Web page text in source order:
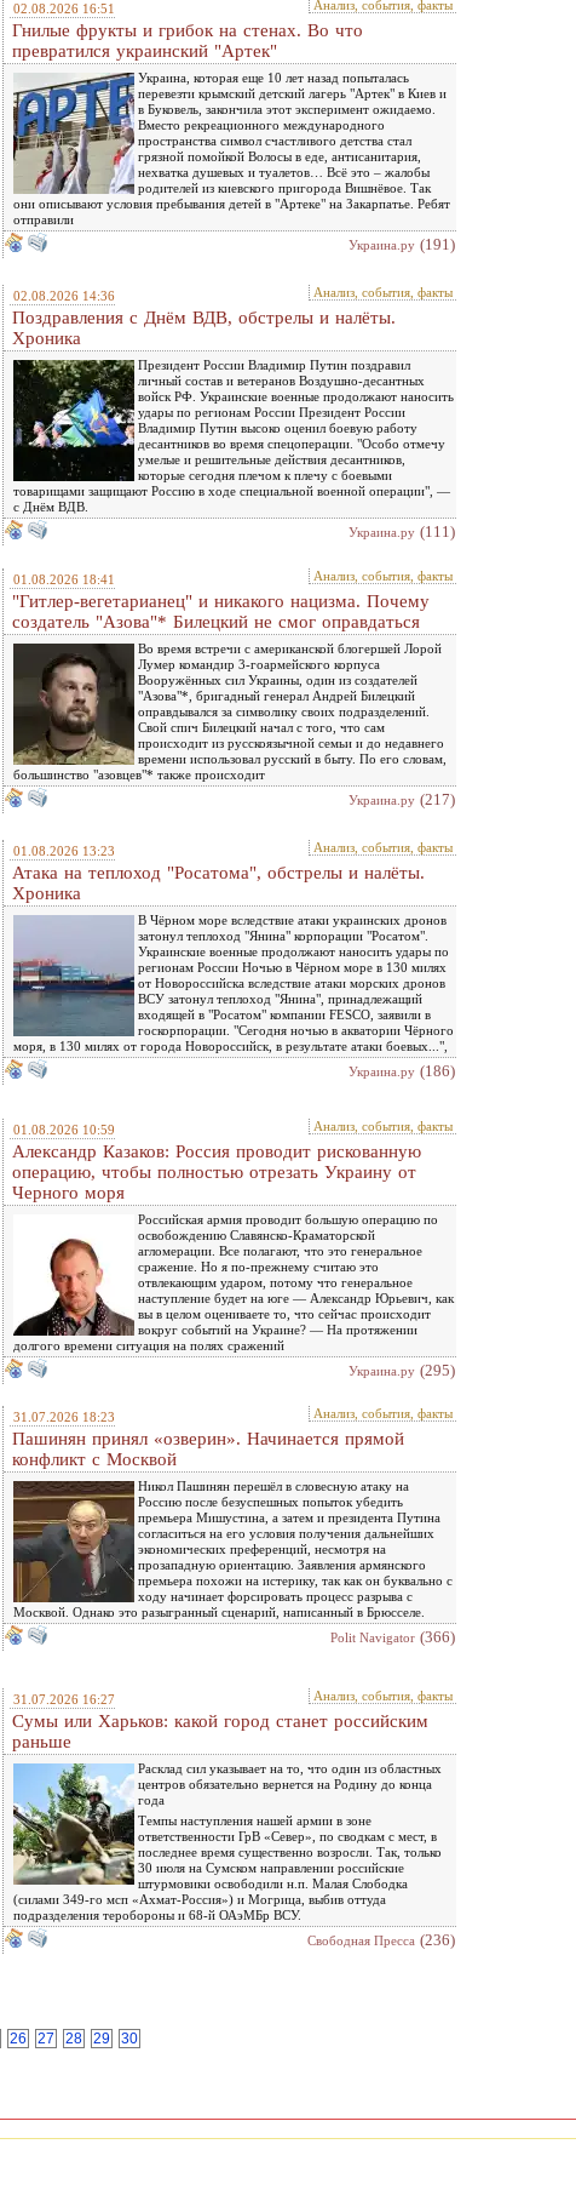
02.08.2026 16:51 Анализ, события, факты
Гнилые фрукты и грибок на стенах. Во что
превратился украинский "Артек"
Украина, которая еще 10 лет назад попыталась
перевезти крымский детский лагерь "Артек" в Киев и
в Буковель, закончила этот эксперимент ожидаемо.
Вместо рекреационного международного
пространства символ счастливого детства стал
грязной помойкой Волосы в еде, антисанитария,
нехватка душевых и туалетов… Всё это – жалобы
родителей из киевского пригорода Вишнёвое. Так
они описывают условия пребывания детей в "Артеке" на Закарпатье. Ребят
отправили
Украина.ру (191)
02.08.2026 14:36 Анализ, события, факты
Поздравления с Днём ВДВ, обстрелы и налёты.
Хроника
Президент России Владимир Путин поздравил
личный состав и ветеранов Воздушно-десантных
войск РФ. Украинские военные продолжают наносить
удары по регионам России Президент России
Владимир Путин высоко оценил боевую работу
десантников во время спецоперации. "Особо отмечу
умелые и решительные действия десантников,
которые сегодня плечом к плечу с боевыми
товарищами защищают Россию в ходе специальной военной операции", —
с Днём ВДВ.
Украина.ру (111)
01.08.2026 18:41 Анализ, события, факты
"Гитлер-вегетарианец" и никакого нацизма. Почему
создатель "Азова"* Билецкий не смог оправдаться
Во время встречи с американской блогершей Лорой
Лумер командир 3-гоармейского корпуса
Вооружённых сил Украины, один из создателей
"Азова"*, бригадный генерал Андрей Билецкий
оправдывался за символику своих подразделений.
Свой спич Билецкий начал с того, что сам
происходит из русскоязычной семьи и до недавнего
времени использовал русский в быту. По его словам,
большинство "азовцев"* также происходит
Украина.ру (217)
01.08.2026 13:23 Анализ, события, факты
Атака на теплоход "Росатома", обстрелы и налёты.
Хроника
В Чёрном море вследствие атаки украинских дронов
затонул теплоход "Янина" корпорации "Росатом".
Украинские военные продолжают наносить удары по
регионам России Ночью в Чёрном море в 130 милях
от Новороссийска вследствие атаки морских дронов
ВСУ затонул теплоход "Янина", принадлежащий
входящей в "Росатом" компании FESCO, заявили в
госкорпорации. "Сегодня ночью в акватории Чёрного
моря, в 130 милях от города Новороссийск, в результате атаки боевых...",
Украина.ру (186)
01.08.2026 10:59 Анализ, события, факты
Александр Казаков: Россия проводит рискованную
операцию, чтобы полностью отрезать Украину от
Черного моря
Российская армия проводит большую операцию по
освобождению Славянско-Краматорской
агломерации. Все полагают, что это генеральное
сражение. Но я по-прежнему считаю это
отвлекающим ударом, потому что генеральное
наступление будет на юге — Александр Юрьевич, как
вы в целом оцениваете то, что сейчас происходит
вокруг событий на Украине? — На протяжении
долгого времени ситуация на полях сражений
Украина.ру (295)
31.07.2026 18:23 Анализ, события, факты
Пашинян принял «озверин». Начинается прямой
конфликт с Москвой
Никол Пашинян перешёл в словесную атаку на
Россию после безуспешных попыток убедить
премьера Мишустина, а затем и президента Путина
согласиться на его условия получения дальнейших
экономических преференций, несмотря на
прозападную ориентацию. Заявления армянского
премьера похожи на истерику, так как он буквально с
ходу начинает форсировать процесс разрыва с
Москвой. Однако это разыгранный сценарий, написанный в Брюсселе.
Polit Navigator (366)
31.07.2026 16:27 Анализ, события, факты
Сумы или Харьков: какой город станет российским
раньше
Расклад сил указывает на то, что один из областных
центров обязательно вернется на Родину до конца
года
Темпы наступления нашей армии в зоне
ответственности ГрВ «Север», по сводкам с мест, в
последнее время существенно возросли. Так, только
30 июля на Сумском направлении российские
штурмовики освободили н.п. Малая Слободка
(силами 349-го мсп «Ахмат-Россия») и Могрица, выбив оттуда
подразделения теробороны и 68-й ОАэМБр ВСУ.
Свободная Пресса (236)
26 27 28 29
30